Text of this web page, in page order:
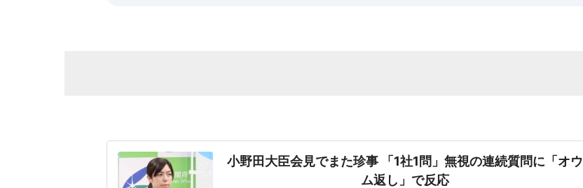
小野田大臣会見でまた珍事 「1社1問」無視の連続質問に「オウ
ム返し」で反応